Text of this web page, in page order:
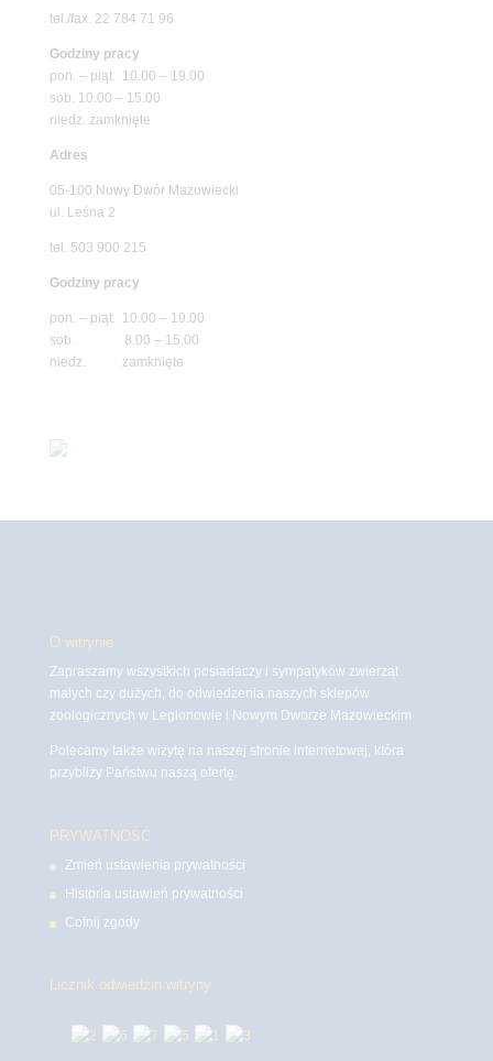
tel./fax. 22 784 71 96
Godziny pracy
pon. – piąt. 10.00 – 19.00
sob. 10.00 – 15.00
niedz. zamknięte
Adres
05-100 Nowy Dwór Mazowiecki
ul. Leśna 2
tel. 503 900 215
Godziny pracy
pon. – piąt. 10.00 – 19.00
sob. 8.00 – 15.00
niedz. zamknięte
O witrynie
Zapraszamy wszystkich posiadaczy i sympatyków zwierząt
małych czy dużych, do odwiedzenia naszych sklepów
zoologicznych w Legionowie i Nowym Dworze Mazowieckim
Polecamy także wizytę na naszej stronie internetowej, która
przybliży Państwu naszą ofertę.
PRYWATNOŚĆ
Zmień ustawienia prywatności
Historia ustawień prywatności
Cofnij zgody
Licznik odwiedzin witryny